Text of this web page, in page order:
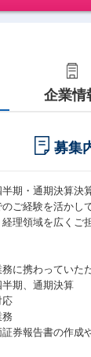
企業情
募集
期・通期決算決
ご経験を活かし
理領域を広くご
に携わっていた
半期、通期決算
応
務
券報告書の作成